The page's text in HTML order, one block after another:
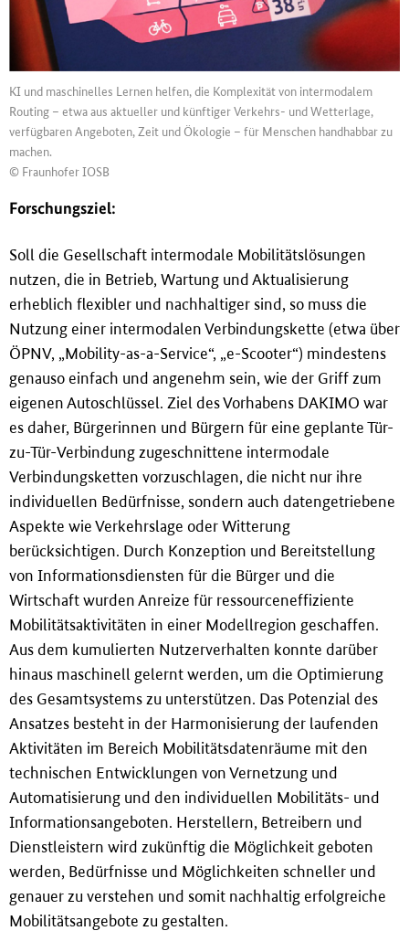
KI und maschinelles Lernen helfen, die Komplexität von intermodalem
Routing – etwa aus aktueller und künftiger Verkehrs- und Wetterlage,
verfügbaren Angeboten, Zeit und Ökologie – für Menschen handhabbar zu
machen.
© Fraunhofer IOSB
Forschungsziel:
Soll die Gesellschaft intermodale Mobilitätslösungen
nutzen, die in Betrieb, Wartung und Aktualisierung
erheblich flexibler und nachhaltiger sind, so muss die
Nutzung einer intermodalen Verbindungskette (etwa über
ÖPNV, „Mobility-as-a-Service“, „e-Scooter“) mindestens
genauso einfach und angenehm sein, wie der Griff zum
eigenen Autoschlüssel. Ziel des Vorhabens DAKIMO war
es daher, Bürgerinnen und Bürgern für eine geplante Tür-
zu-Tür-Verbindung zugeschnittene intermodale
Verbindungsketten vorzuschlagen, die nicht nur ihre
individuellen Bedürfnisse, sondern auch datengetriebene
Aspekte wie Verkehrslage oder Witterung
berücksichtigen. Durch Konzeption und Bereitstellung
von Informationsdiensten für die Bürger und die
Wirtschaft wurden Anreize für ressourceneffiziente
Mobilitätsaktivitäten in einer Modellregion geschaffen.
Aus dem kumulierten Nutzerverhalten konnte darüber
hinaus maschinell gelernt werden, um die Optimierung
des Gesamtsystems zu unterstützen. Das Potenzial des
Ansatzes besteht in der Harmonisierung der laufenden
Aktivitäten im Bereich Mobilitätsdatenräume mit den
technischen Entwicklungen von Vernetzung und
Automatisierung und den individuellen Mobilitäts- und
Informationsangeboten. Herstellern, Betreibern und
Dienstleistern wird zukünftig die Möglichkeit geboten
werden, Bedürfnisse und Möglichkeiten schneller und
genauer zu verstehen und somit nachhaltig erfolgreiche
Mobilitätsangebote zu gestalten.